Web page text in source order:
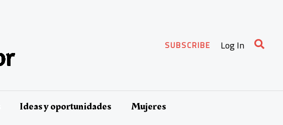
SUBSCRIBE Log In
Ideas y oportunidades
Mujeres